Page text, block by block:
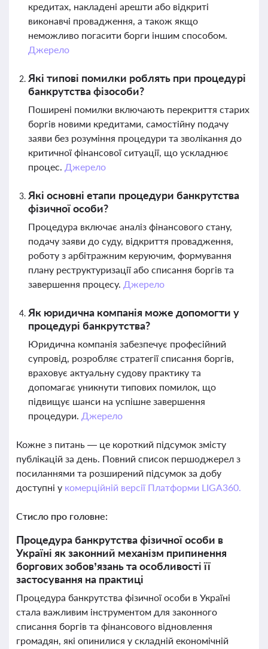
кредитах, накладені арешти або відкриті
виконавчі провадження, а також якщо
неможливо погасити борги іншим способом.
Джерело
Які типові помилки роблять при процедурі
банкрутства фізособи?
Поширені помилки включають перекриття старих
боргів новими кредитами, самостійну подачу
заяви без розуміння процедури та зволікання до
критичної фінансової ситуації, що ускладнює
процес. Джерело
Які основні етапи процедури банкрутства
фізичної особи?
Процедура включає аналіз фінансового стану,
подачу заяви до суду, відкриття провадження,
роботу з арбітражним керуючим, формування
плану реструктуризації або списання боргів та
завершення процесу. Джерело
Як юридична компанія може допомогти у
процедурі банкрутства?
Юридична компанія забезпечує професійний
супровід, розробляє стратегії списання боргів,
враховує актуальну судову практику та
допомагає уникнути типових помилок, що
підвищує шанси на успішне завершення
процедури. Джерело
Кожне з питань — це короткий підсумок змісту
публікацій за день. Повний список першоджерел з
посиланнями та розширений підсумок за добу
доступні у комерційній версії Платформи LIGA360.
Стисло про головне:
Процедура банкрутства фізичної особи в
Україні як законний механізм припинення
боргових зобов’язань та особливості її
застосування на практиці
Процедура банкрутства фізичної особи в Україні
стала важливим інструментом для законного
списання боргів та фінансового відновлення
громадян, які опинилися у складній економічній